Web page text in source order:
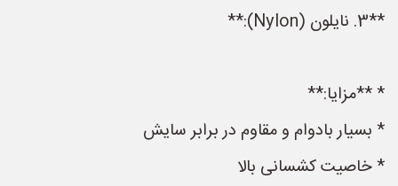
**3. نایلون (Nylon):**
* **مزایا:**
* بسیار بادوام و مقاوم در برابر سایش
* خاصیت کشسانی بالا